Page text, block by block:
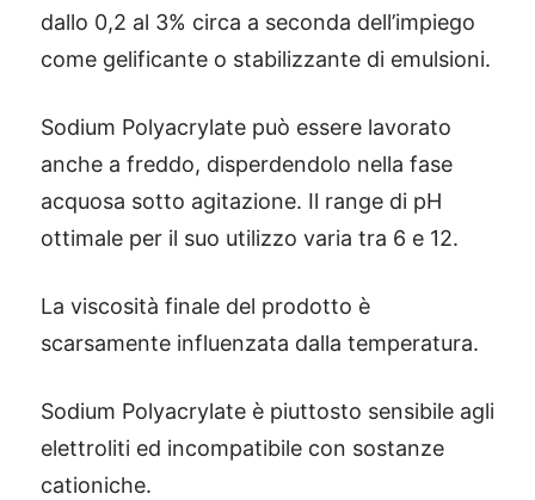
dallo 0,2 al 3% circa a seconda dell’impiego
come gelificante o stabilizzante di emulsioni.
Sodium Polyacrylate può essere lavorato
anche a freddo, disperdendolo nella fase
acquosa sotto agitazione. Il range di pH
ottimale per il suo utilizzo varia tra 6 e 12.
La viscosità finale del prodotto è
scarsamente influenzata dalla temperatura.
Sodium Polyacrylate è piuttosto sensibile agli
elettroliti ed incompatibile con sostanze
cationiche.